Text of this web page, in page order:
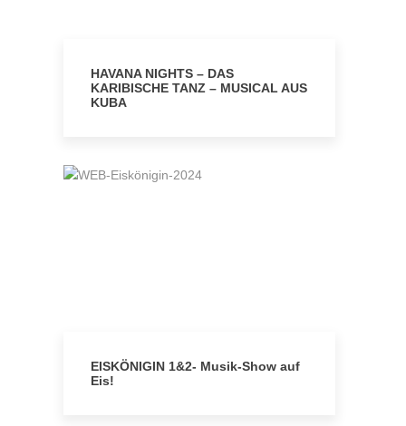
HAVANA NIGHTS – DAS
KARIBISCHE TANZ – MUSICAL AUS
KUBA
EISKÖNIGIN 1&2- Musik-Show auf
Eis!